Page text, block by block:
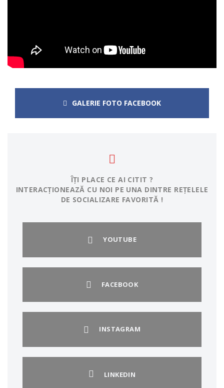
GALERIE FOTO FACEBOOK
ÎȚI PLACE CE AI CITIT ?
INTERACȚIONEAZĂ CU NOI PE UNA DINTRE REȚELELE
DE SOCIALIZARE FAVORITĂ !
YOUTUBE
FACEBOOK
INSTAGRAM
LINKEDIN